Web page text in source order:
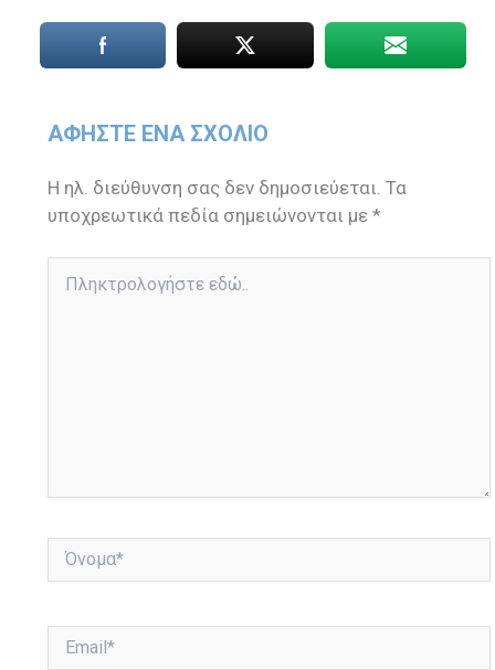
ΑΦΉΣΤΕ ΈΝΑ ΣΧΌΛΙΟ
Η ηλ. διεύθυνση σας δεν δημοσιεύεται. Τα
υποχρεωτικά πεδία σημειώνονται με*
εδώ..
Όνομα*